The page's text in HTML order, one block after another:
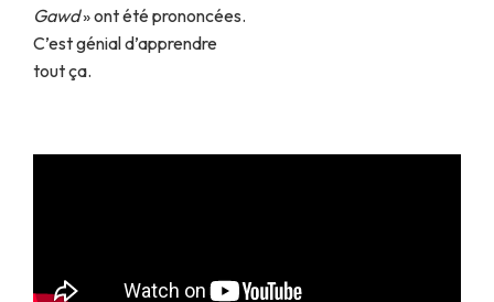
Gawd» ont été prononcées.
C’est génial d’apprendre
tout ça.